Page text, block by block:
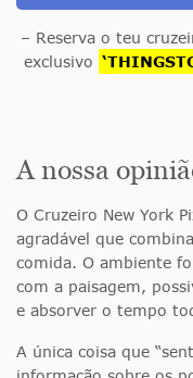
– Reserva o teu
exclusivo
A nossa
O Cruzeiro New York
agradável que
comida. O ambiente
com a paisagem,
e absorver o tempo
A única coisa que